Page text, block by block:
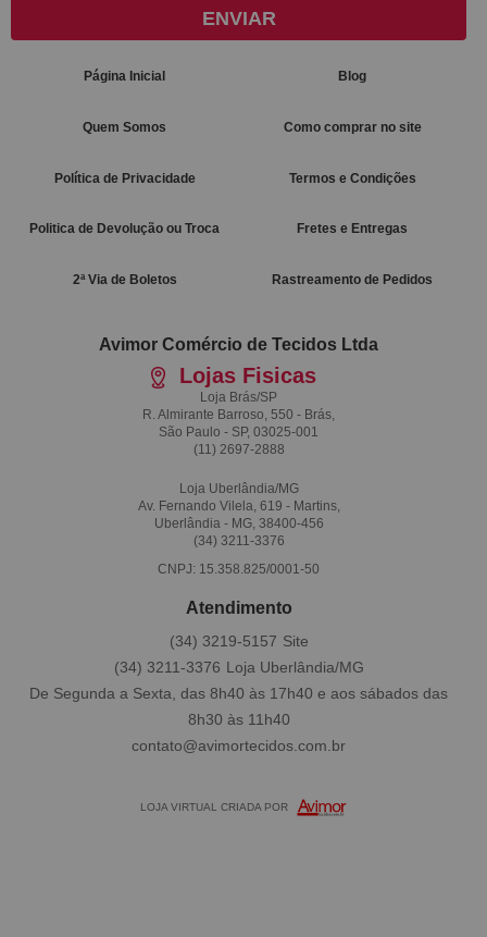
ENVIAR
Página Inicial Blog
Quem Somos Como comprar no site
Política de Privacidade Termos e Condições
Politica de Devolução ou Troca Fretes e Entregas
2ª Via de Boletos Rastreamento de Pedidos
Avimor Comércio de Tecidos Ltda
Lojas Fisicas
Loja Brás/SP
R. Almirante Barroso, 550 - Brás,
São Paulo - SP, 03025-001
(11) 2697-2888
Loja Uberlândia/MG
Av. Fernando Vilela, 619 - Martins,
Uberlândia - MG, 38400-456
(34) 3211-3376
CNPJ: 15.358.825/0001-50
Atendimento
(34) 3211-3376
(34) 3219-5157
De Segunda a Sexta, das 8h40 às 17h40 e aos sábados das
8h30 às 11h40
contato@avimortecidos.com.br
LOJA VIRTUAL CRIADA POR